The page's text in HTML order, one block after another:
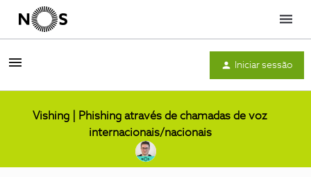
Menu
Iniciar sessão
Vishing | Phishing através de chamadas de voz
internacionais/nacionais